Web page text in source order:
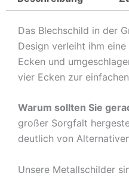
Das Blechschild in der
Design verleiht ihm
Ecken und
vier Ecken zur
Warum sollten Sie
großer Sorgfalt
deutlich von
Unsere Metallschilder